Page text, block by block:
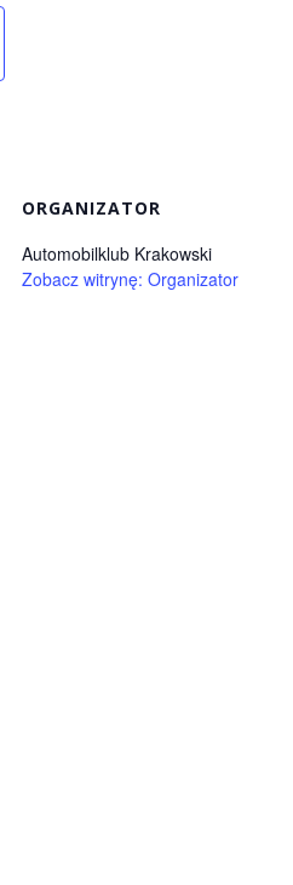
ORGANIZATOR
Automobilklub Krakowski
Zobacz witrynę: Organizator